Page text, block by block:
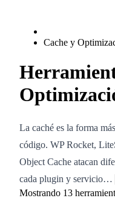
Cache y
La caché es la forma
código. WP Rocket,
Object Cache atacan
cada plugin y servicio…
Mostrando 13